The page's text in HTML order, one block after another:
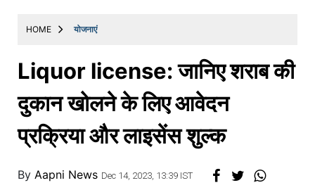
HOME योजनाएं
Liquor license: जानिए शराब की
दुकान खोलने के लिए आवेदन
प्रक्रिया और लाइसेंस शुल्क
By Aapni News Dec 14, 2023, 13:39 IST